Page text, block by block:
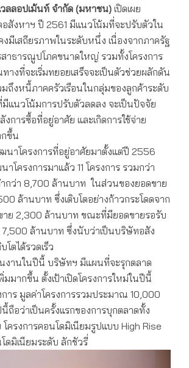
วลลอปเม้นท์ จำกัด (มหาชน) เปิดเผย
สังหาฯ ปี 2561 มีแนวโน้มที่จะปรับตัวใน
มีเสถียรภาพในระดับหนึ่ง เนื่องจากภาครัฐ
สาธารณูปโภคขนาดใหญ่ รวมทั้งโครงการ
างที่จะเริ่มทยอยเสร็จจะเป็นตัวช่วยผลักดัน
มถึงหนี้ภาคครัวเรือนในกลุ่มของลูกค้าระดับ
แนวโน้มการปรับตัวลดลง จะเป็นปัจจัย
งการซื้อที่อยู่อาศัย และเกิดการใช้จ่าย
กขึ้น
าโครงการที่อยู่อาศัยมาตั้งแต่ปี 2556
ครงการมาแล้ว 11 โครงการ รวมกว่า
กว่า 8,700 ล้านบาท ในส่วนของยอดขาย
ล้านบาท ซึ่งเติบโตอย่างก้าวกระโดดจาก
ย 2,300 ล้านบาท ขณะที่มียอดขายรอรับ
ล้านบาท ซึ่งนับว่าเป็นบริษัทอสัง
ตได้รวดเร็ว
งานในปีนี้ บริษัทฯ มีแผนที่จะรุกตลาด
มากขึ้น ตั้งเป้าเปิดโครงการใหม่ในปีนี้
การ มูลค่าโครงการรวมประมาณ 10,000
ถือว่าเป็นครั้งแรกของการบุกตลาดทั้ง
โครงการคอนโดมิเนียมรูปแบบ High Rise
ดมิเนียมระดับ ลักชัวรี่